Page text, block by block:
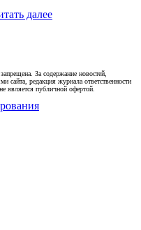
далее
За содержание новостей,
сайта, редакция журнала ответственности
является публичной офертой.